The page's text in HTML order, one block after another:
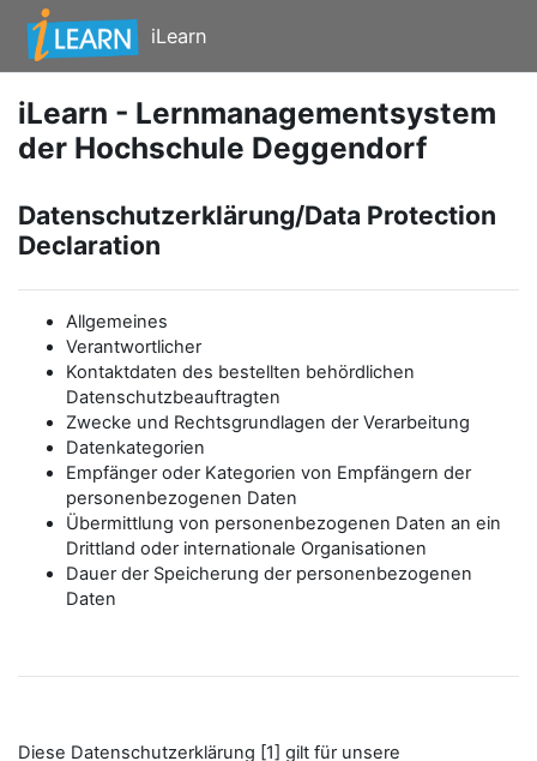
Zum Hauptinhalt
iLearn
iLearn - Lernmanagementsystem
der Hochschule Deggendorf
Datenschutzerklärung/Data Protection
Declaration
Allgemeines
Verantwortlicher
Kontaktdaten des bestellten behördlichen
Datenschutzbeauftragten
Zwecke und Rechtsgrundlagen der Verarbeitung
Datenkategorien
Empfänger oder Kategorien von Empfängern der
personenbezogenen Daten
Übermittlung von personenbezogenen Daten an ein
Drittland oder internationale Organisationen
Dauer der Speicherung der personenbezogenen
Daten
Diese Datenschutzerklärung [1] gilt für unsere